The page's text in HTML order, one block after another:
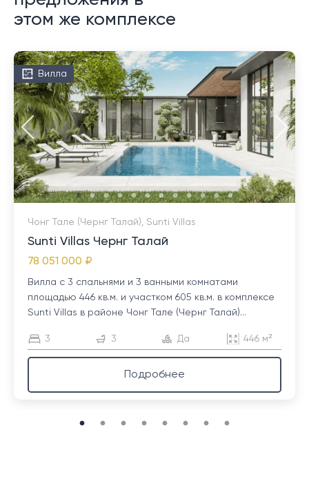
этом же комплексе
Вилла
Чонг Тале (Чернг Талай), Sunti Villas
Sunti Villas Чернг Талай
78 051 000 ₽
Вилла с 3 спальнями и 3 ванными комнатами
площадью 446 кв.м. и участком 605 кв.м. в комплексе
Sunti Villas в районе Чонг Тале (Чернг Талай)...
3 3 Да 446 м²
Подробнее